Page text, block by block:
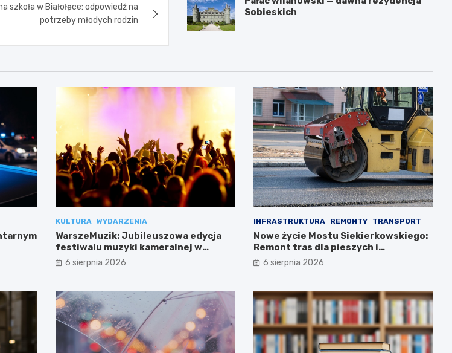
szkoła w Białołęce: odpowiedź na
potrzeby młodych rodzin
Sobieskich
KULTURA WYDARZENIA
WarszeMuzik: Jubileuszowa edycja
festiwalu muzyki kameralnej w
Warszawie
6 sierpnia 2026
INFRASTRUKTURA REMONTY TRANSPORT
Nowe życie Mostu Siekierkowskiego:
Remont tras dla pieszych i
rowerzystów
6 sierpnia 2026